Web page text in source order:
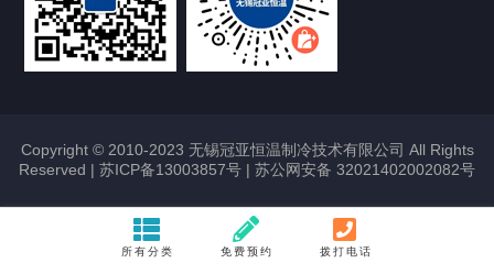
FREEZER低温箱
VOCs冷凝回收装置
Copyright © 2010-2023 无锡冠亚恒温制冷技术有限公司 All Rights
Reserved | 苏ICP备13003857号 | 苏公网安备 32021402002082号
所有分类 免费预约 拨打电话